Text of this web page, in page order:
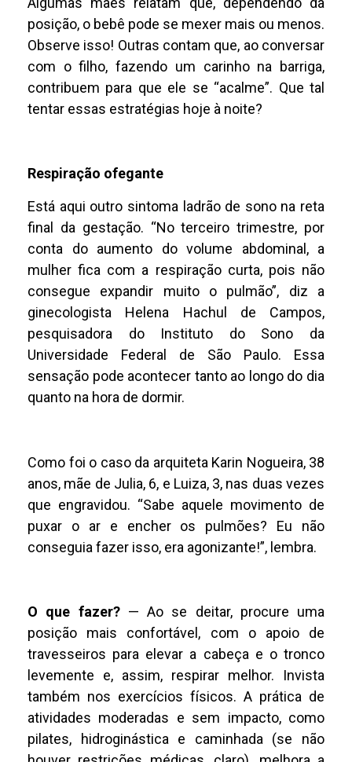
posição, o bebê pode se mexer mais ou menos.
Observe isso! Outras contam que, ao conversar
com o filho, fazendo um carinho na barriga,
contribuem para que ele se “acalme”. Que tal
tentar essas estratégias hoje à noite?
Respiração ofegante
Está aqui outro sintoma ladrão de sono na reta
final da gestação. “No terceiro trimestre, por
conta do aumento do volume abdominal, a
mulher fica com a respiração curta, pois não
consegue expandir muito o pulmão”, diz a
ginecologista Helena Hachul de Campos,
pesquisadora do Instituto do Sono da
Universidade Federal de São Paulo. Essa
sensação pode acontecer tanto ao longo do dia
quanto na hora de dormir.
Como foi o caso da arquiteta Karin Nogueira, 38
anos, mãe de Julia, 6, e Luiza, 3, nas duas vezes
que engravidou. “Sabe aquele movimento de
puxar o ar e encher os pulmões? Eu não
conseguia fazer isso, era agonizante!”, lembra.
O que fazer? — Ao se deitar, procure uma
posição mais confortável, com o apoio de
travesseiros para elevar a cabeça e o tronco
levemente e, assim, respirar melhor. Invista
também nos exercícios físicos. A prática de
atividades moderadas e sem impacto, como
pilates, hidroginástica e caminhada (se não